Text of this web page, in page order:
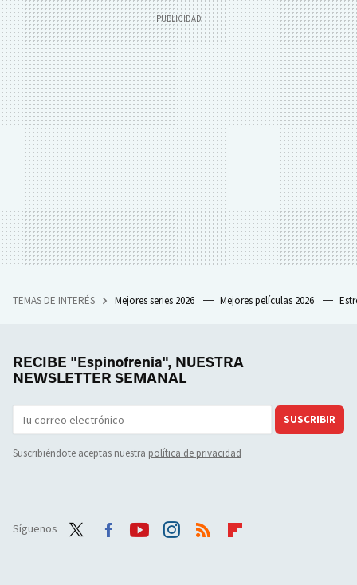
TEMAS DE INTERÉS Mejores series 2026 Mejores películas 2026
RECIBE "Espinofrenia", NUESTRA
NEWSLETTER SEMANAL
SUSCRIBIR
Suscribiéndote aceptas nuestra política de privacidad
Síguenos